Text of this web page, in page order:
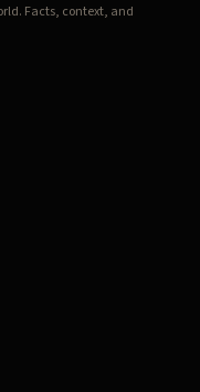
Facts, context, and